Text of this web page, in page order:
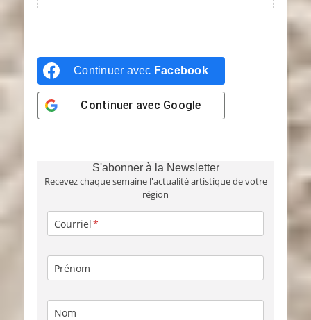
Continuer avec Facebook
Continuer avec Google
S'abonner à la Newsletter
Recevez chaque semaine l'actualité artistique de votre
région
Courriel
Prénom
Nom